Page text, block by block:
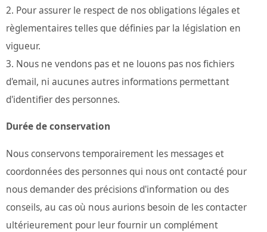
Pour assurer le respect de nos obligations légales et
règlementaires telles que définies par la législation en
vigueur.
Nous ne vendons pas et ne louons pas nos fichiers
d'email, ni aucunes autres informations permettant
d'identifier des personnes.
Durée de conservation
Nous conservons temporairement les messages et
coordonnées des personnes qui nous ont contacté pour
nous demander des précisions d'information ou des
conseils, au cas où nous aurions besoin de les contacter
ultérieurement pour leur fournir un complément